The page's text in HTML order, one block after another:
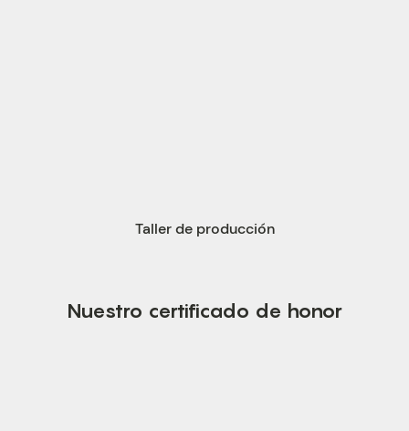
Taller de producción
Nuestro certificado de honor